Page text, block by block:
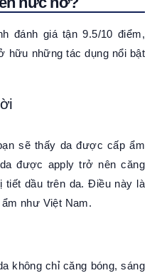
đánh giá tận 9.5/10 điểm,
hữu những tác dụng nổi bật
sẽ thấy da được cấp ẩm
được apply trở nên căng
tiết dầu trên da. Điều này là
như Việt Nam.
không chỉ căng bóng, sáng